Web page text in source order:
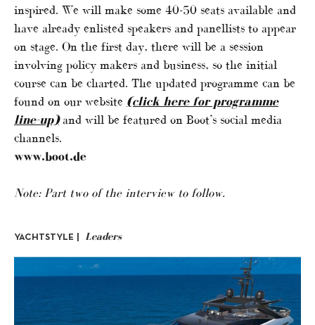
inspired. We will make some 40-50 seats available and
have already enlisted speakers and panellists to appear
on stage. On the first day, there will be a session
involving policy makers and business, so the initial
course can be charted. The updated programme can be
found on our website (click here for programme
line-up)and will be featured on Boot’s social media
channels.
www.boot.de
Note: Part two of the interview to follow.
YACHTSTYLE | Leaders